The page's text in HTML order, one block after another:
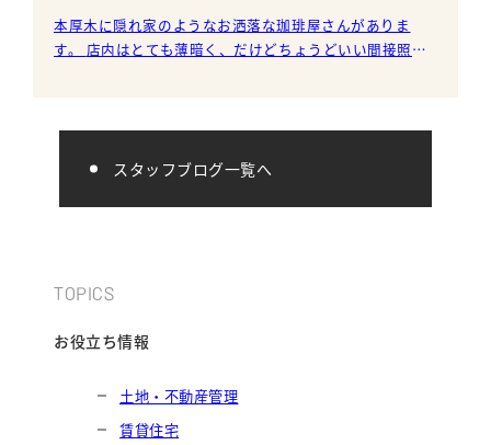
本厚木に隠れ家のようなお洒落な珈琲屋さんがありま
す。 店内はとても薄暗く、だけどちょうどいい間接照明
スタッフブログ一覧へ
TOPICS
お役立ち情報
土地・不動産管理
賃貸住宅